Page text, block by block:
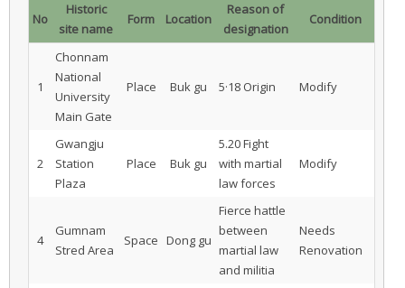
No
Historic
site name
Form Location
Reason of
designation
Condition
1
Chonnam
National
University
Main Gate
Place Buk gu 5·18 Origin Modify
2
Gwangju
Station
Plaza
Place Buk gu
5.20 Fight
with martial
law forces
Modify
4
Gumnam
Stred Area
Space Dong gu
Fierce hattle
between
martial law
and militia
Needs
Renovation